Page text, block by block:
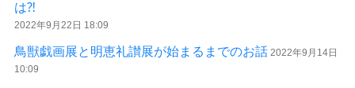
は⁈
2022年9月22日 18:09
鳥獣戯画展と明恵礼讃展が始まるまでのお話 2022年9月14日
10:09